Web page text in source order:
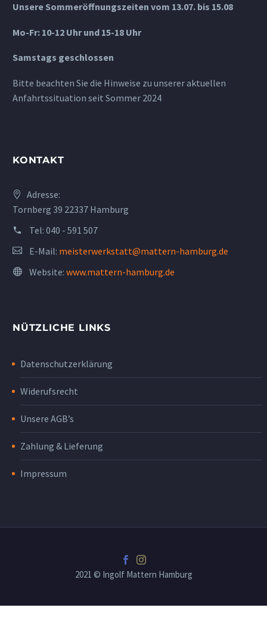
Unsere Sommeröffnungszeiten vom 13.07. bis 15.08
Mo-Fr: 10-12 Uhr und 15-18 Uhr
Samstags geschlossen
Bitte beachten Sie die Hinweise zu unserer aktuellen
Anfahrtssituation seit Sommer 2024
KONTAKT
Adresse:
Tornberg 39 22337 Hamburg
Tel: 040 - 591 507
E-Mail: meisterwerkstatt@mattern-hamburg.de
Website: www.mattern-hamburg.de
NÜTZLICHE LINKS
Datenschutzerklärung
Widerufsrecht
Unsere AGB’s
Zahlung & Lieferung
Impressum
2021 © Ingolf Mattern Hamburg